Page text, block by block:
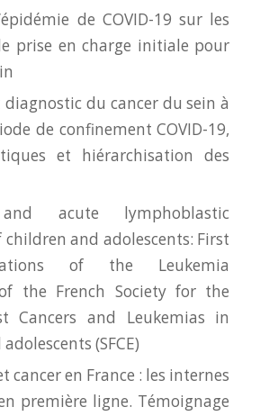
de COVID-19 sur les
prise en charge initiale pour
diagnostic du cancer du sein à
de confinement COVID-19,
et hiérarchisation des
and acute lymphoblastic
children and adolescents: First
of the Leukemia
the French Society for the
Cancers and Leukemias in
(SFCE)
cancer en France : les internes
première ligne. Témoignage